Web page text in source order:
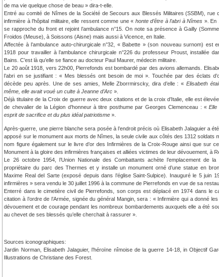
de ma vie quelque chose de beau » dira-t-elle.
Entré au comité de Nîmes de la Société de Secours aux Blessés Militaires (SSBM), rue
infirmière à l’hôpital militaire, elle ressent comme une « honte d’être à l’abri à Nîmes ». En
se rapproche du front et rejoint l’ambulance n°15. On note sa présence à Gailly
Froidos (Meuse), à Soissons (Aisne) mais aussi à Vicence, en Italie.
Affectée à l’ambulance auto-chirurgicale n°32, « Babette » (son nouveau surnom) est
1918 pour travailler à l’ambulance chirurgicale n°226 du professeur Proust, installée
Bains. C’est là qu’elle se fiance au docteur Paul Maurer, médecin militaire.
Le 20 août 1918, vers 22h00, Pierrefonds est bombardé par des avions allemands.
l’abri en se justifiant : « Mes blessés ont besoin de moi ». Touchée par des éclats
décède peu après. Une de ses amies, Melle Zborrmirscky, dira d’elle : « Elisabeth
même, elle avait voué un culte à Jeanne d’Arc».
Déjà titulaire de la Croix de guerre avec deux citations et de la croix d’Italie, elle est
de chevalier de la Légion d’honneur à titre posthume par Georges Clemenceau : «Elle
esprit de sacrifice et du plus idéal patriotisme ».
Après-guerre, une pierre blanche sera posée à l’endroit précis où Elisabeth Jalaguier a
apposé sur le monument aux morts de Nîmes, la seule civile aux côtés des 1312 soldats
nom figure également sur le livre d’or des Infirmières de la Croix-Rouge ainsi que sur
Monument à la gloire des infirmières françaises et alliées victimes de leur dévouement, à
Le 26 octobre 1954, l’Union Nationale des Combattants achète l’emplacement de
propriétaire du parc des Thermes et y installe un monument orné d’une statue en
Maxime Real del Sarte (exposé depuis dans l’église Saint-Sulpice). Inauguré le 5 juin
infirmières » sera vendu le 30 juillet 1996 à la commune de Pierrefonds en vue de sa
Enterré dans le cimetière civil de Pierrefonds, son corps est déplacé en 1974 dans le
citation à l’ordre de l’Armée, signée du général Mangin, sera : « Infirmière qui a donné
dévouement et de courage pendant les nombreux bombardements auxquels elle a été
au chevet de ses blessés qu’elle cherchait à rassurer ».
Sources iconographiques:
Jardin Norman, Elisabeth Jalaguier, l’héroïne nîmoise de la guerre 14-18, in Objectif
Illustrations de Christiane des Forest.